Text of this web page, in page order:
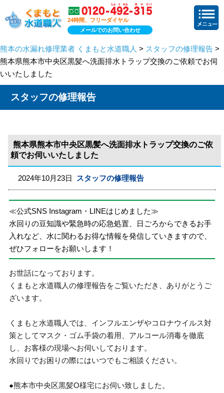
24時間、フリーダイヤル
メールでのお問い合わせ
熊本の水漏れ修理業者 くまもと水道職人 > スタッフの修理報告 >
熊本県熊本市中央区黒髪へ洗面排水トラップ交換のご依頼でお伺
いいたしました
スタッフの修理報告
熊本県熊本市中央区黒髪へ洗面排水トラップ交換のご依
頼でお伺いいたしました
2024年10月23日 スタッフの修理報告
≪公式SNS Instagram・LINEはじめました≫
水回りの豆知識や緊急時の応急処置、日ごろからできるお手
入れなど、水に関わるお得な情報を発信していきますので、
ぜひフォローをお願いします！
お世話になっております。
くまもと水道職人の修理報告をご覧いただき、ありがとうご
ざいます。
くまもと水道職人では、インフルエンザやコロナウイルス対
策としてマスク・ゴム手袋の着用、アルコール消毒を徹底
し、お客様の現場へお伺いしております。
水回りでお困りの際にはいつでもご相談ください。
●熊本市中央区黒髪О様宅にお伺い致しました。